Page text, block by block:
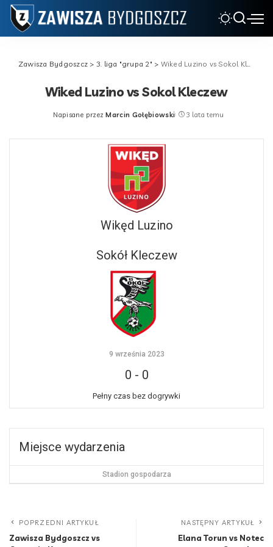
Zawisza Bydgoszcz > 3. liga "grupa 2" > Wiked Luzino vs Sokol Kleczew
Wiked Luzino vs Sokol Kleczew
Posted
Napisane przez Marcin Gołębiowski 3 lata temu
Wikęd Luzino
Sokół Kleczew
9 września 2023
0 - 0
Pełny czas bez dogrywki
Miejsce wydarzenia
Stadion gospodarza
POPRZEDNI ARTYKUŁ
Zawisza Bydgoszcz vs
NASTĘPNY ARTYKUŁ
Elana Torun vs Notec